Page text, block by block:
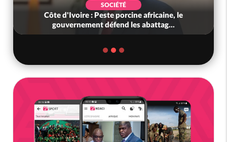
SOCIÉTÉ
Côte d'Ivoire : Peste porcine africaine, le
gouvernement défend les abattag...